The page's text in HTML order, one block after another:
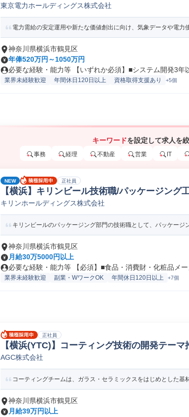
ィスト
東京電力ホールディングス株式会社
電力需給の安定運用や新たな価値創出に向け、気象データや電力
神奈川県横浜市鶴見区
年俸520万円～1050万円
必要な経験・能力等 【いずれか必須】■システム開発3年
業界未経験歓迎 年間休日120日以上 資格取得支援あり +5個
キーワードを設定して求人を
事務 経理 不動産 営業 IT
NEW 正社員
【横浜】キリンビール技術職/パッケージング
(食品/飲料/たばこ)
キリンホールディングス株式会社
キリンビールのパッケージング部門の技術職として、パッケージ
神奈川県横浜市鶴見区
月給30万5000円以上
必要な経験・能力等 【必須】■食品・消費財・化粧品メー
業界未経験歓迎 副業・WワークOK 年間休日120日以上 +7個
正社員
【横浜(YTC)】コーティング技術の開発テー
AGC株式会社
コーティングチームは、ガラス・セラミックスをはじめとした基
神奈川県横浜市鶴見区
月給39万円以上